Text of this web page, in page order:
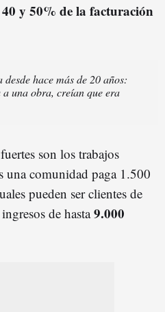
40 y 50% de la facturación
hace más de 20 años:
una obra, creían que era
son los trabajos
una comunidad paga 1.500
pueden ser clientes de
de hasta9.000